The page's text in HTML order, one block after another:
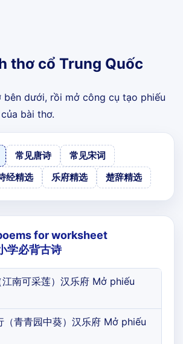
thơ cổ Trung Quốc
bên dưới, rồi mở công cụ tạo phiếu
bài thơ.
常见唐诗
常见宋词
经精选 乐府精选 楚辞精选
for worksheet
学必背古诗
江南可采莲）汉乐府 Mở phiếu
（青青园中葵）汉乐府 Mở phiếu